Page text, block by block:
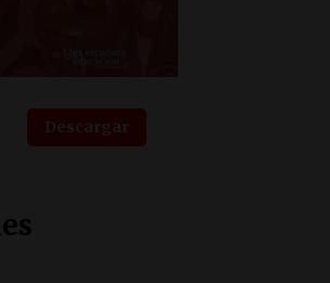
Descargar